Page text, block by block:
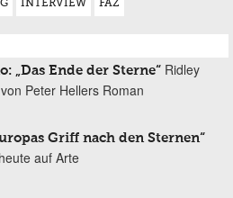
INTERVIEW FAZ
„Das Ende der Sterne“ Ridley
Peter Hellers Roman
Griff nach den Sternen“
auf Arte